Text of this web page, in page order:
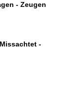
- Zeugen
-